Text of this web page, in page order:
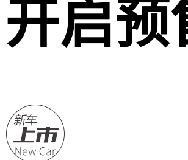
开启预